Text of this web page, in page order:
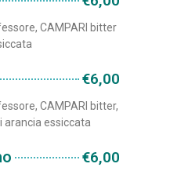
CAMPARI bitter
€6,00
CAMPARI bitter,
arancia essiccata
€6,00